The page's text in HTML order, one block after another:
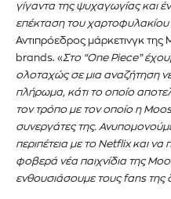
γίγαντα της ψυχαγωγίας και
επέκταση του χαρτοφυλακίου
Αντιπρόεδρος μάρκετινγκ της
brands. «Στο “One Piece”
ολοταχώς σε μια αναζήτηση
πλήρωμα, κάτι το οποίο
τον τρόπο με τον οποίο η
συνεργάτες της.
περιπέτεια με το Netflix και
φοβερά νέα παιχνίδια της
ενθουσιάσουμε τους fans της